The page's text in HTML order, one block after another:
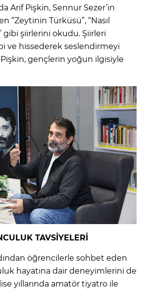
Arif Pişkin, Sennur Sezer’in
“Zeytinin Türküsü”, “Nasıl
gibi şiirlerini okudu. Şiirleri
ve hissederek seslendirmeyi
gençlerin yoğun ilgisiyle
TAVSİYELERİ
öğrencilerle sohbet eden
hayatına dair deneyimlerini de
yıllarında amatör tiyatro ile